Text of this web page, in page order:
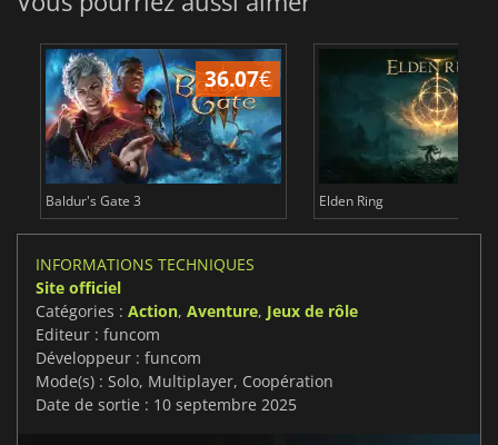
36.07€
Baldur's Gate 3 Elden Ring
INFORMATIONS TECHNIQUES
Site officiel
Catégories : Action, Aventure, Jeux de rôle
Editeur : funcom
Développeur : funcom
Mode(s) : Solo, Multiplayer, Coopération
Date de sortie : 10 septembre 2025